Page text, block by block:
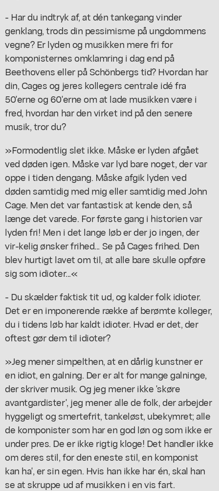
- Har du indtryk af, at dén tankegang vinder
genklang, trods din pessimisme på ungdommens
vegne? Er lyden og musikken mere fri for
komponisternes omklamring i dag end på
Beethovens eller på Schönbergs tid? Hvordan har
din, Cages og jeres kollegers centrale idé fra
50'erne og 60'erne om at lade musikken være i
fred, hvordan har den virket ind på den senere
musik, tror du?
»Formodentlig slet ikke. Måske er lyden afgået
ved døden igen. Måske var lyd bare noget, der var
oppe i tiden dengang. Måske afgik lyden ved
døden samtidig med mig eller samtidig med John
Cage. Men det var fantastisk at kende den, så
længe det varede. For første gang i historien var
lyden fri! Men i det lange løb er der jo ingen, der
vir-kelig ønsker frihed... Se på Cages frihed. Den
blev hurtigt lavet om til, at alle bare skulle opføre
sig som idioter...«
- Du skælder faktisk tit ud, og kalder folk idioter.
Det er en imponerende række af berømte kolleger,
du i tidens løb har kaldt idioter. Hvad er det, der
oftest gør dem til idioter?
»Jeg mener simpelthen, at en dårlig kunstner er
en idiot, en galning. Der er alt for mange galninge,
der skriver musik. Og jeg mener ikke 'skøre
avantgardister', jeg mener alle de folk, der arbejder
hyggeligt og smertefrit, tankeløst, ubekymret; alle
de komponister som har en god løn og som ikke er
under pres. De er ikke rigtig kloge! Det handler ikke
om deres stil, for den eneste stil, en komponist
kan ha', er sin egen. Hvis han ikke har én, skal han
se at skruppe ud af musikken i en vis fart.